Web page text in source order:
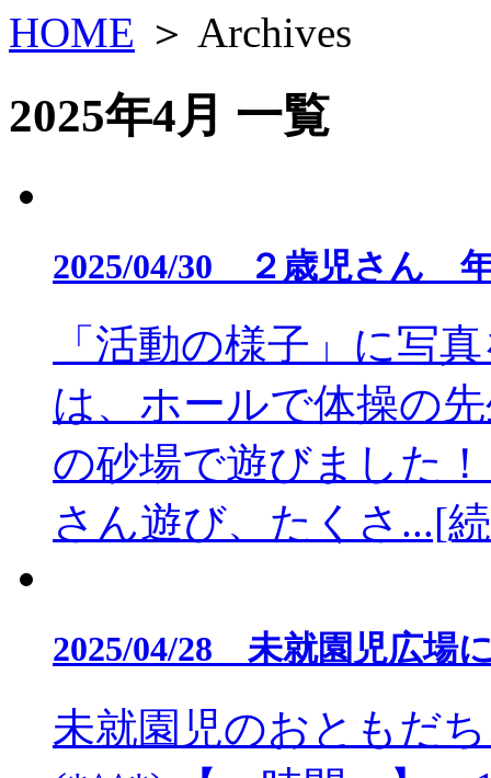
HOME ＞ Archives
2025年4月 一覧
2025/04/30 ２歳児さん
「活動の様子」に写
は、ホールで体操の
の砂場で遊びました
さん遊び、たくさ...[
2025/04/28 未就園児広
未就園児のおともだ